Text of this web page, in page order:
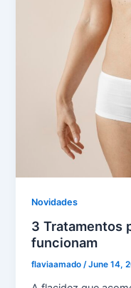
Novidades
3 Tratamentos
funcionam
flaviaamado/June 14,